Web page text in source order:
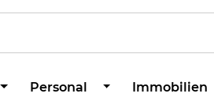
Personal Immobilien